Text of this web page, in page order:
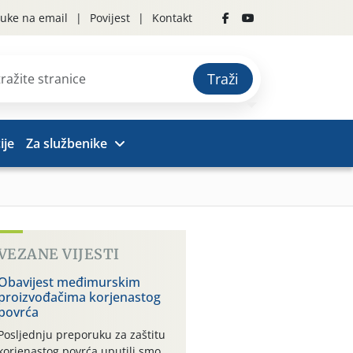
na email Povijest Kontakt
Traži
Za službenike
VIJESTI
međimurskim
korjenastog
preporuku za zaštitu